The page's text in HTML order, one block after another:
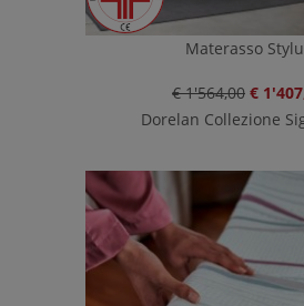
Materasso
€ 1'564,00 €
Dorelan Collezione